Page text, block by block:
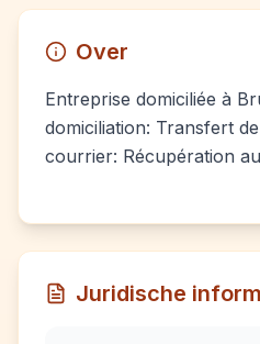
Over
Entreprise domiciliée à
domiciliation: Transfert
courrier: Récupération
Juridische